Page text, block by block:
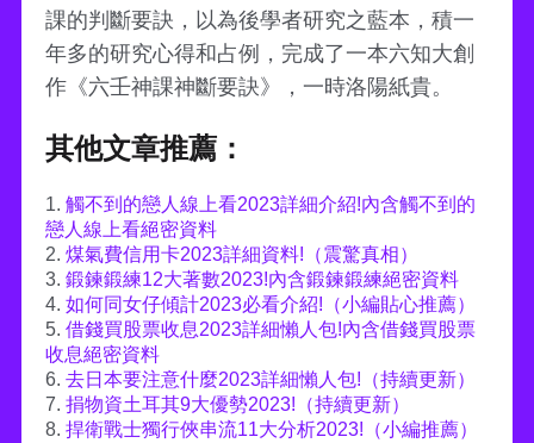
課的判斷要訣，以為後學者研究之藍本，積一
年多的研究心得和占例，完成了一本六知大創
作《六壬神課神斷要訣》，一時洛陽紙貴。
其他文章推薦：
1. 觸不到的戀人線上看2023詳細介紹!內含觸不到的
戀人線上看絕密資料
2. 煤氣費信用卡2023詳細資料!（震驚真相）
3. 鍛鍊鍛練12大著數2023!內含鍛鍊鍛練絕密資料
4. 如何同女仔傾計2023必看介紹!（小編貼心推薦）
5. 借錢買股票收息2023詳細懶人包!內含借錢買股票
收息絕密資料
6. 去日本要注意什麼2023詳細懶人包!（持續更新）
7. 捐物資土耳其9大優勢2023!（持續更新）
8. 捍衛戰士獨行俠串流11大分析2023!（小編推薦）